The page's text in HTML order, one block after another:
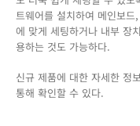
트웨어를 설치하여 메인보
에 맞게 세팅하거나 내부 장
용하는 것도 가능하다.
신규 제품에 대한 자세한 정
통해 확인할 수 있다.